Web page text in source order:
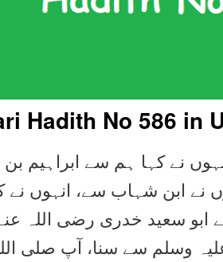
Hadith No 586 in
نے کہا ہم سے ابراہیم بن
نے ابن شہاب سے، انہوں
ابو سعید خدری رضی اللہ
وسلم سے سنا، آپ صلی